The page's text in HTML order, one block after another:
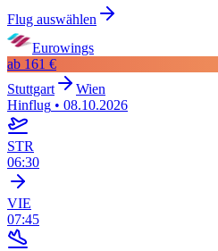
Flug auswählen
Eurowings
ab 161 €
Stuttgart
Wien
Hinflug • 08.10.2026
STR
06:30
VIE
07:45